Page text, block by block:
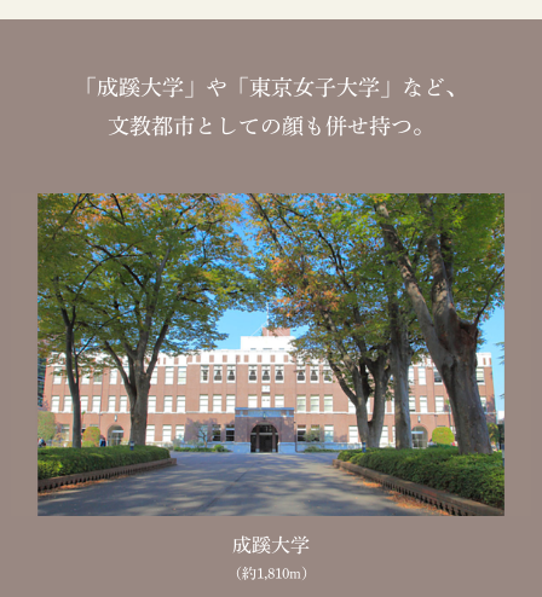
「成蹊大学」や「東京女子大学」など、
文教都市としての顔も併せ持つ。
成蹊大学
（約1,810m）